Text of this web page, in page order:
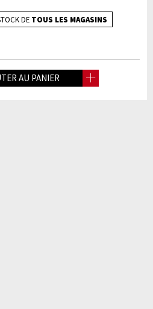
DE TOUS LES MAGASINS
AU PANIER